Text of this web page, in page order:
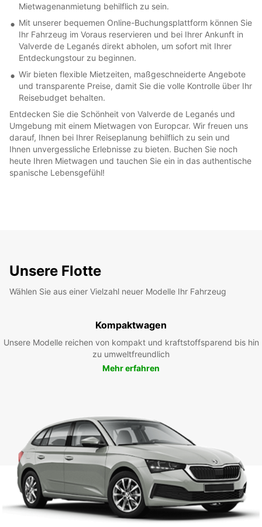
Mietwagenanmietung behilflich zu sein.
Mit unserer bequemen Online-Buchungsplattform können Sie
Ihr Fahrzeug im Voraus reservieren und bei Ihrer Ankunft in
Valverde de Leganés direkt abholen, um sofort mit Ihrer
Entdeckungstour zu beginnen.
Wir bieten flexible Mietzeiten, maßgeschneiderte Angebote
und transparente Preise, damit Sie die volle Kontrolle über Ihr
Reisebudget behalten.
Entdecken Sie die Schönheit von Valverde de Leganés und
Umgebung mit einem Mietwagen von Europcar. Wir freuen uns
darauf, Ihnen bei Ihrer Reiseplanung behilflich zu sein und
Ihnen unvergessliche Erlebnisse zu bieten. Buchen Sie noch
heute Ihren Mietwagen und tauchen Sie ein in das authentische
spanische Lebensgefühl!
Unsere Flotte
Wählen Sie aus einer Vielzahl neuer Modelle Ihr Fahrzeug
Kompaktwagen
Unsere Modelle reichen von kompakt und kraftstoffsparend bis hin
zu umweltfreundlich
Mehr erfahren